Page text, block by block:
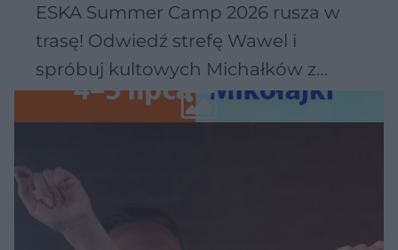
ESKA Summer Camp 2026 rusza w
trasę! Odwiedź strefę Wawel i
spróbuj kultowych Michałków z
Wawelu